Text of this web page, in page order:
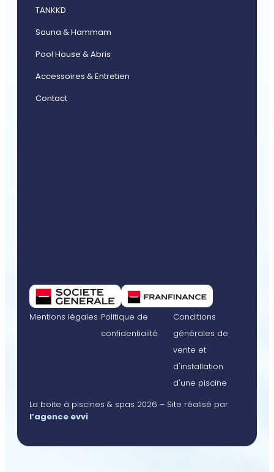
TANKKD
Sauna & Hammam
Pool House & Abris
Accessoires & Entretien
Contact
Mentions légales Politique de
confidentialité
Conditions
générales de
vente et
d'installation
d'une piscine
La boite à piscines & spas 2026 – Site réalisé par
l’agence evvi